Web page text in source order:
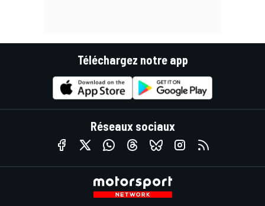
Téléchargez notre app
Réseaux sociaux